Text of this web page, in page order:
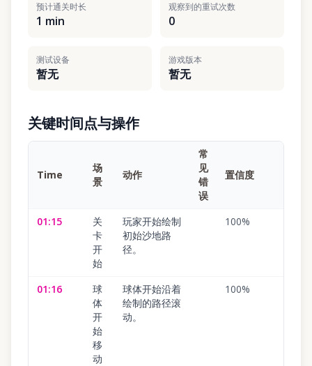
预计通关时长
1 min
观察到的重试次数
0
测试设备
暂无
游戏版本
暂无
关键时间点与操作
Time
场
景
动作
常
见
错
误
置信度
01:15
关
卡
开
始
玩家开始绘制
初始沙地路
径。
100%
01:16
球
体
开
始
移
动
球体开始沿着
绘制的路径滚
动。
100%